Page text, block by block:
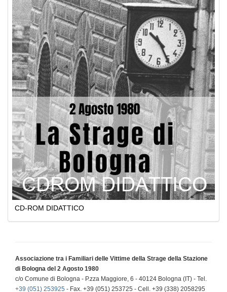
CD-ROM DIDATTICO
Associazione tra i Familiari delle Vittime della Strage della Stazione
di Bologna del 2 Agosto 1980
c/o Comune di Bologna - P.zza Maggiore, 6 - 40124 Bologna (IT) - Tel.
+39 (051) 253925 - Fax. +39 (051) 253725 - Cell. +39 (338) 2058295